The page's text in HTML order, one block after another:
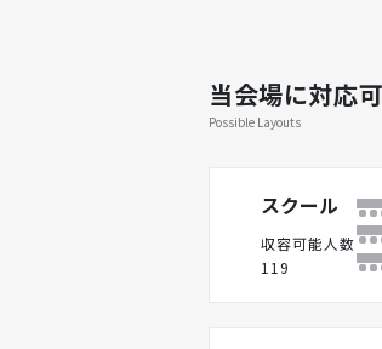
当会場に対応
Possible Layouts
スクール
収容可能人数
119